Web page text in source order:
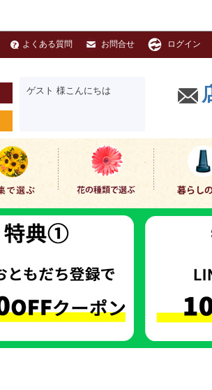
よくある質問 お問合せ ログイン
ゲスト 様こんにちは